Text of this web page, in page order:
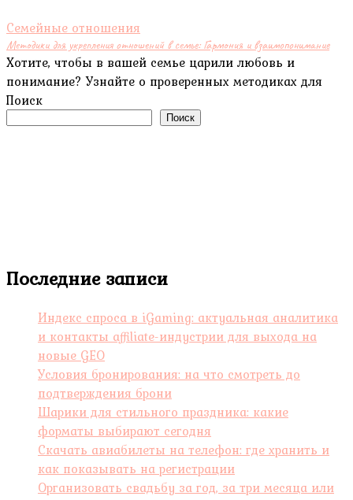
Семейные отношения
Методики для укрепления отношений в семье: Гармония и взаимопонимание
Хотите, чтобы в вашей семье царили любовь и
понимание? Узнайте о проверенных методиках для
Поиск
Поиск
Последние записи
Индекс спроса в iGaming: актуальная аналитика
и контакты affiliate-индустрии для выхода на
новые GEO
Условия бронирования: на что смотреть до
подтверждения брони
Шарики для стильного праздника: какие
форматы выбирают сегодня
Скачать авиабилеты на телефон: где хранить и
как показывать на регистрации
Организовать свадьбу за год, за три месяца или